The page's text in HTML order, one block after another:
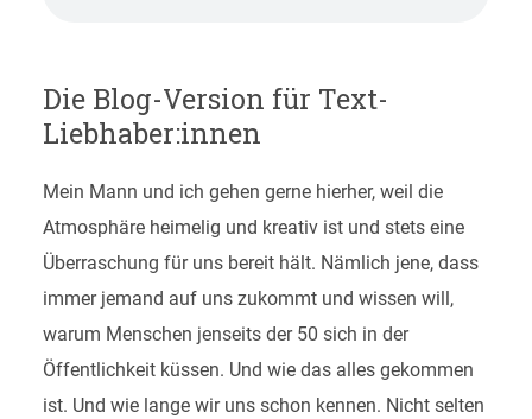
Die Blog-Version für Text-
Liebhaber:innen
Mein Mann und ich gehen gerne hierher, weil die
Atmosphäre heimelig und kreativ ist und stets eine
Überraschung für uns bereit hält. Nämlich jene, dass
immer jemand auf uns zukommt und wissen will,
warum Menschen jenseits der 50 sich in der
Öffentlichkeit küssen. Und wie das alles gekommen
ist. Und wie lange wir uns schon kennen. Nicht selten